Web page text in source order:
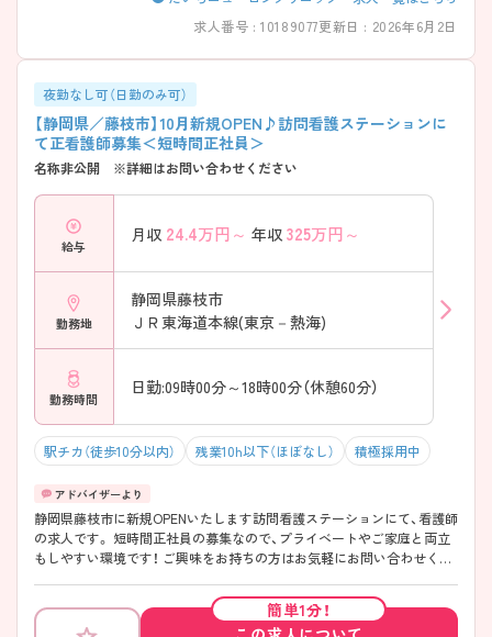
求人番号 : 10189077更新日 : 2026年6月2日
夜勤なし可（日勤のみ可）
【静岡県／藤枝市】10月新規OPEN♪訪問看護ステーションに
て正看護師募集＜短時間正社員＞
名称非公開 ※詳細はお問い合わせください
給与
月収 24.4万円～ 年収 325万円～
勤務地
静岡県藤枝市
ＪＲ東海道本線(東京－熱海)
勤務時間
日勤:09時00分～18時00分（休憩60分）
駅チカ（徒歩10分以内） 残業10h以下（ほぼなし） 積極採用中
静岡県藤枝市に新規OPENいたします訪問看護ステーションにて、看護師
の求人です。 短時間正社員の募集なので、プライベートやご家庭と両立
もしやすい環境です！ ご興味をお持ちの方はお気軽にお問い合わせくだ
簡単1分！